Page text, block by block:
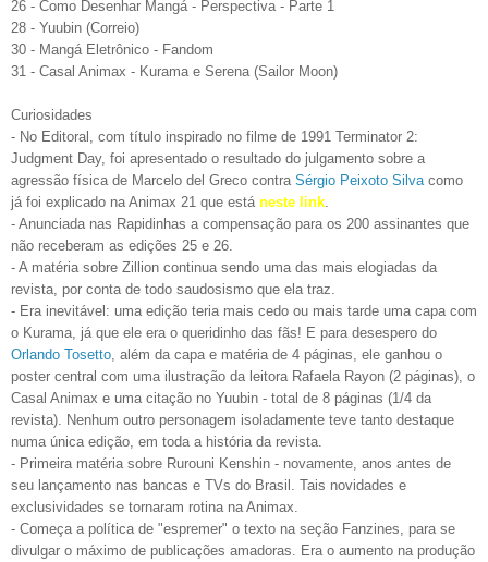
26 - Como Desenhar Mangá - Perspectiva - Parte 1
28 - Yuubin (Correio)
30 - Mangá Eletrônico - Fandom
31 - Casal Animax - Kurama e Serena (Sailor Moon)
Curiosidades
- No Editoral, com título inspirado no filme de 1991 Terminator 2:
Judgment Day, foi apresentado o resultado do julgamento sobre a
agressão física de Marcelo del Greco contra Sérgio Peixoto Silva como
já foi explicado na Animax 21 que está neste link
- Anunciada nas Rapidinhas a compensação para os 200 assinantes que
não receberam as edições 25 e 26.
- A matéria sobre Zillion continua sendo uma das mais elogiadas da
revista, por conta de todo saudosismo que ela traz.
- Era inevitável: uma edição teria mais cedo ou mais tarde uma capa com
o Kurama, já que ele era o queridinho das fãs! E para desespero do
Orlando Tosetto , além da capa e matéria de 4 páginas, ele ganhou o
poster central com uma ilustração da leitora Rafaela Rayon (2 páginas), o
Casal Animax e uma citação no Yuubin - total de 8 páginas (1/4 da
revista). Nenhum outro personagem isoladamente teve tanto destaque
numa única edição, em toda a história da revista.
- Primeira matéria sobre Rurouni Kenshin - novamente, anos antes de
seu lançamento nas bancas e TVs do Brasil. Tais novidades e
exclusividades se tornaram rotina na Animax.
- Começa a política de "espremer" o texto na seção Fanzines, para se
divulgar o máximo de publicações amadoras. Era o aumento na produção